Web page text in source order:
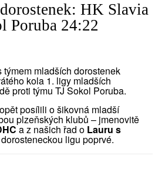
HK Slavia
Poruba 24:22
mladších dorostenek
kola 1. ligy mladších
proti týmu TJ Sokol Poruba.
posílili o šikovná mladší
plzeňských klubů – jmenovitě
a z našich řad o Lauru s
ligu poprvé.